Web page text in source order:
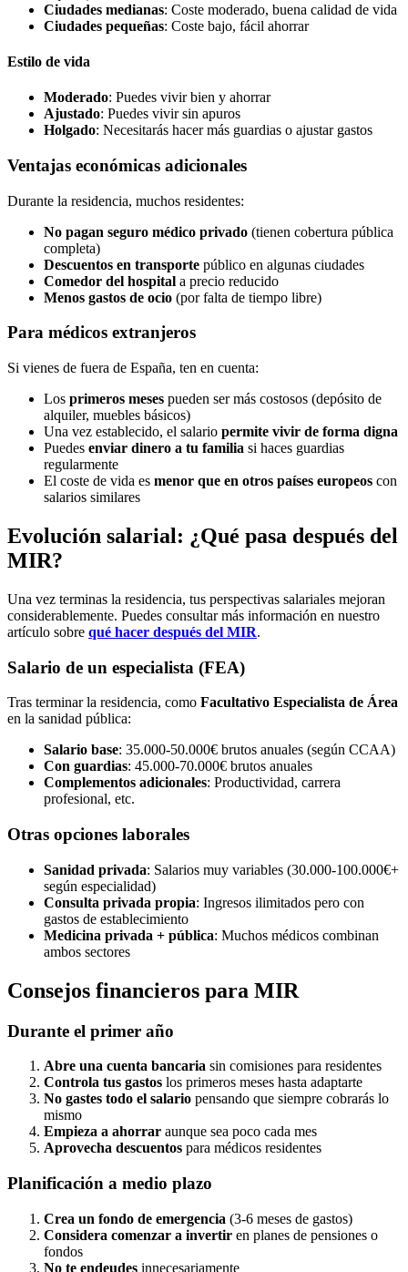
Ciudades medianas: Coste moderado, buena calidad de vida
Ciudades pequeñas: Coste bajo, fácil ahorrar
Estilo de vida
Moderado: Puedes vivir bien y ahorrar
Ajustado: Puedes vivir sin apuros
Holgado: Necesitarás hacer más guardias o ajustar gastos
Ventajas económicas adicionales
Durante la residencia, muchos residentes:
No pagan seguro médico privado (tienen cobertura pública
completa)
Descuentos en transporte público en algunas ciudades
Comedor del hospital a precio reducido
Menos gastos de ocio (por falta de tiempo libre)
Para médicos extranjeros
Si vienes de fuera de España, ten en cuenta:
Los primeros meses pueden ser más costosos (depósito de
alquiler, muebles básicos)
Una vez establecido, el salario permite vivir de forma digna
Puedes enviar dinero a tu familia si haces guardias
regularmente
El coste de vida es menor que en otros países europeos con
salarios similares
Evolución salarial: ¿Qué pasa después del
MIR?
Una vez terminas la residencia, tus perspectivas salariales mejoran
considerablemente. Puedes consultar más información en nuestro
artículo sobre qué hacer después del MIR.
Salario de un especialista (FEA)
Tras terminar la residencia, como Facultativo Especialista de Área
en la sanidad pública:
Salario base: 35.000-50.000€ brutos anuales (según CCAA)
Con guardias: 45.000-70.000€ brutos anuales
Complementos adicionales: Productividad, carrera
profesional, etc.
Otras opciones laborales
Sanidad privada: Salarios muy variables (30.000-100.000€+
según especialidad)
Consulta privada propia: Ingresos ilimitados pero con
gastos de establecimiento
Medicina privada + pública: Muchos médicos combinan
ambos sectores
Consejos financieros para MIR
Durante el primer año
Abre una cuenta bancaria sin comisiones para residentes
Controla tus gastos los primeros meses hasta adaptarte
No gastes todo el salario pensando que siempre cobrarás lo
mismo
Empieza a ahorrar aunque sea poco cada mes
Aprovecha descuentos para médicos residentes
Planificación a medio plazo
Crea un fondo de emergencia (3-6 meses de gastos)
Considera comenzar a invertir en planes de pensiones o
fondos
No te endeudes innecesariamente